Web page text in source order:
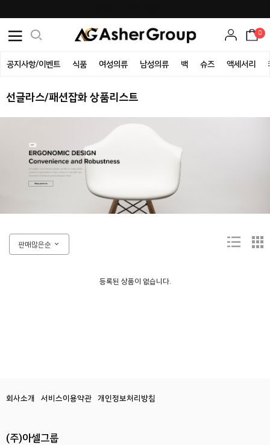
0
공지사항/이벤트 식품 여성의류 남성의류 백 슈즈 액세서리
선글라스/패션잡화 상품리스트
판매많은순
등록된 상품이 없습니다.
회사소개 서비스이용약관 개인정보처리방침
(주)아셀그룹